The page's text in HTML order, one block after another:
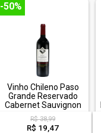
-50%
Vinho Chileno Paso
Grande Reservado
Cabernet Sauvignon
750 ml
R$ 38,99
R$ 19,47